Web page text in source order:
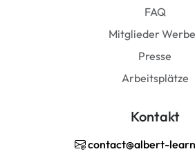
FAQ
Mitglieder
Presse
Arbeitsplätze
Kontakt
contact@albert-